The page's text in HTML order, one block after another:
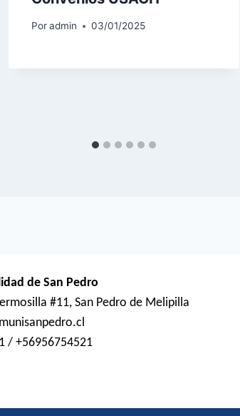
Por admin 03/01/2025
de San Pedro
#11, San Pedro de Melipilla
/ +56956754521